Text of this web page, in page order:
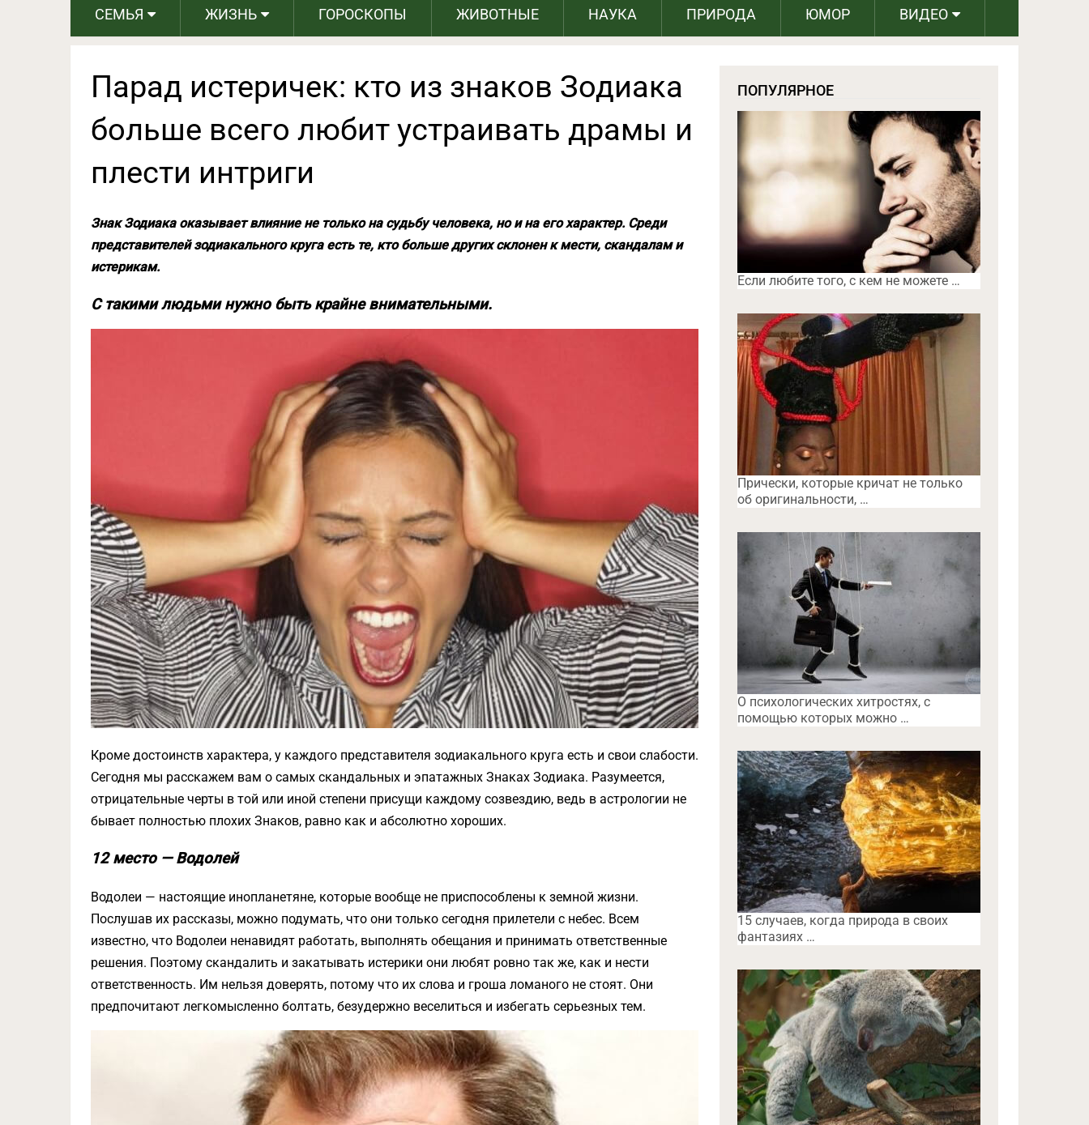
СЕМЬЯ ЖИЗНЬ ГОРОСКОПЫ ЖИВОТНЫЕ НАУКА ПРИРОДА ЮМОР ВИДЕО
Парад истеричек: кто из знаков Зодиака
больше всего любит устраивать драмы и
плести интриги
Знак Зодиака оказывает влияние не только на судьбу человека, но и на его характер. Среди
представителей зодиакального круга есть те, кто больше других склонен к мести, скандалам и
истерикам.
С такими людьми нужно быть крайне внимательными.
Кроме достоинств характера, у каждого представителя зодиакального круга есть и свои слабости.
Сегодня мы расскажем вам о самых скандальных и эпатажных Знаках Зодиака. Разумеется,
отрицательные черты в той или иной степени присущи каждому созвездию, ведь в астрологии не
бывает полностью плохих Знаков, равно как и абсолютно хороших.
12 место — Водолей
Водолеи — настоящие инопланетяне, которые вообще не приспособлены к земной жизни.
Послушав их рассказы, можно подумать, что они только сегодня прилетели с небес. Всем
известно, что Водолеи ненавидят работать, выполнять обещания и принимать ответственные
решения. Поэтому скандалить и закатывать истерики они любят ровно так же, как и нести
ответственность. Им нельзя доверять, потому что их слова и гроша ломаного не стоят. Они
предпочитают легкомысленно болтать, безудержно веселиться и избегать серьезных тем.
ПОПУЛЯРНОЕ
Если любите того, с кем не можете …
Прически, которые кричат не только
об оригинальности, …
O психологических хитростях, с
помощью которых можно …
15 случаев, когда природа в своих
фантазиях …